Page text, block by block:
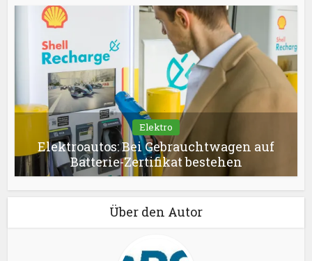
Elektro
Elektroautos: Bei Gebrauchtwagen auf
Batterie-Zertifikat bestehen
Über den Autor